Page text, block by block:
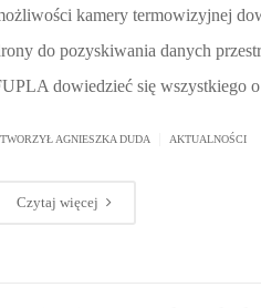
kamery termowizyjnej
do pozyskiwania danych
dowiedzieć się wszystkiego
AGNIESZKA DUDA AKTUALNOŚCI
Czytaj więcej